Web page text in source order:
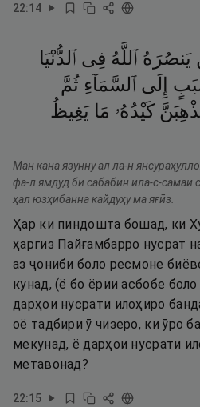
22:14
يَنصُرَهُ ٱللَّهُ فِى ٱلدُّنْيَا
إِلَى ٱلسَّمَآءِ ثُمَّ
كَيْدُهُۥ مَا يَغِيظُ
Ман кана язунну ал ла-н
фа-л ямдуд би сабабин ила-с-самаи
ҳал юзҳибанна кайдуҳу ма яғӣз.
Ҳар ки пиндошта бошад, ки
ҳаргиз Пайғамбарро нусрат
аз ҷониби боло ресмоне
кунад, (ё бо ёрии асбобе
дарҳои нусрати илоҳиро
оё тадбири ӯ чизеро, ки ӯро
мекунад, ё дарҳои нусрати
метавонад?
22:15